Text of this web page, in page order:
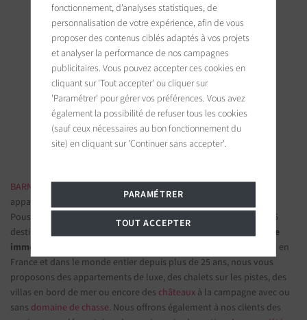
BARNES Saint-Tropez
9, avenue du 8 mai 1945
83990 Saint-Tropez, France
Suivez-nous sur les réseaux sociaux
BARNES IMMOBILIER DE LUXE - Les plus belles demeures et
appartements de prestige
Poussez la porte d'une de nosagences immobilières
parmi nos 75
destinations et confiez-nous vos projets d’investissement.Groupe
immobilier de prestige
spécialisé dans les propriétés d'exception en
France et dans le monde entier depuis plus de 25 ans, nous vous
proposons des appartements de luxe, des chalets sur les pistes, des
villas en bord de mer ou encore des châteaux à la campagne avec ou
sans domaine de chasse. Nous offrons également à nos clients des
fonctionnement, d’analyses statistiques, de
personnalisation de votre expérience, afin de vous
proposer des contenus ciblés adaptés à vos projets
et analyser la performance de nos campagnes
publicitaires. Vous pouvez accepter ces cookies en
cliquant sur 'Tout accepter' ou cliquer sur
'Paramétrer' pour gérer vos préférences. Vous avez
également la possibilité de refuser tous les cookies
(sauf ceux nécessaires au bon fonctionnement du
site) en cliquant sur 'Continuer sans accepter'.
PARAMÉTRER
TOUT ACCEPTER